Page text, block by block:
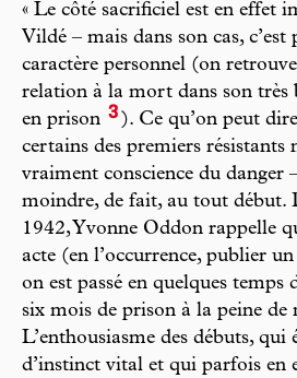
« Le côté sacrificiel est en effet
Vildé – mais dans son cas,
caractère personnel (on
relation à la mort dans son très
en prison 3 ). Ce qu’on peut
certains des premiers résistants
vraiment conscience du danger
moindre, de fait, au tout début.
1942, Yvonne Oddon rappelle
acte (en l’occurrence, publier
on est passé en quelques temps
six mois de prison à la peine de
L’enthousiasme des débuts, qui
d’instinct vital et qui parfois en